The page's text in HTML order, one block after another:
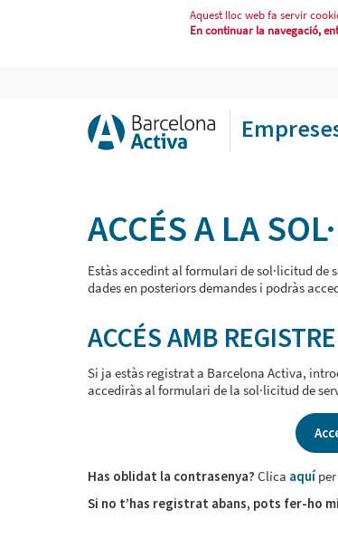
Aquest lloc web fa servir
En continuar la navegació,
ACCÉS A LA
Estàs accedint al formulari de sol·licitud de
dades en posteriors demandes i podràs
ACCÉS AMB REGISTRE
Si ja estàs registrat a Barcelona Activa,
accediràs al formulari de la sol·licitud de
Has oblidat la contrasenya? Clica aquí
Si no t’has registrat abans, pots fer-ho